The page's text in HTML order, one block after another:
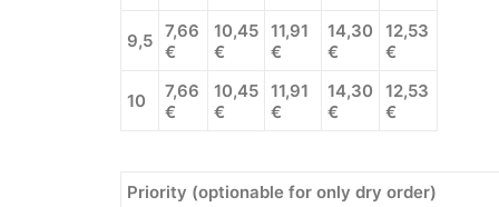
9,5 7,66
€
10,45
€
11,91
€
14,30
€
12,53
€
10
7,66
€
10,45
€
11,91
€
14,30
€
12,53
€
Priority (optionable for only dry order)